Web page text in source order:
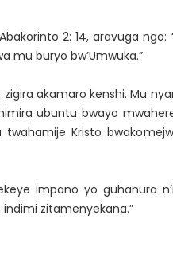
2: 14, aravuga
mu buryo bw’Umwuka.”
akamaro kenshi. Mu
ubuntu bwayo
Kristo
impano yo guhanura
zitamenyekana.”